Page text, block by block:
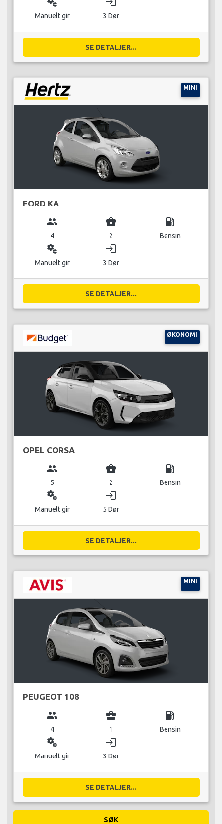
Manuelt gir 3 Dør
SE DETALJER...
MINI
FORD KA
group
4
business_center
2
local_gas_station
Bensin
miscellaneous_services
Manuelt gir
login
3 Dør
SE DETALJER...
ØKONOMI
OPEL CORSA
group
5
business_center
2
local_gas_station
Bensin
miscellaneous_services
Manuelt gir
login
5 Dør
SE DETALJER...
MINI
PEUGEOT 108
group
4
business_center
1
local_gas_station
Bensin
miscellaneous_services
Manuelt gir
login
3 Dør
SE DETALJER...
SØK